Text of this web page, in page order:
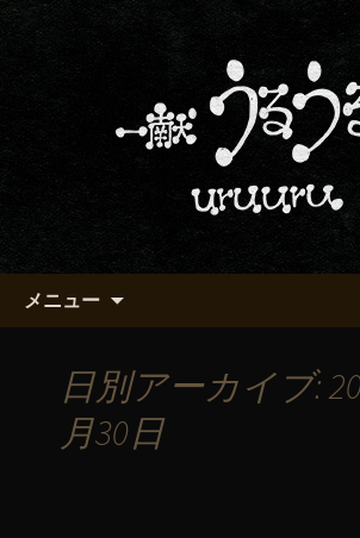
京都・五条でおいし
める「一献うるうる
京都・五条烏丸の町屋居
るうる」からのお知らせ
メニュー
日別アーカイブ:
月30日